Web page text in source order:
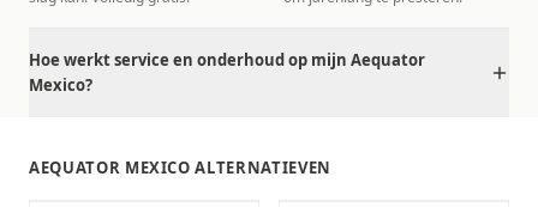
Hoe werkt service en onderhoud op mijn Aequator
Mexico?
AEQUATOR MEXICO ALTERNATIEVEN